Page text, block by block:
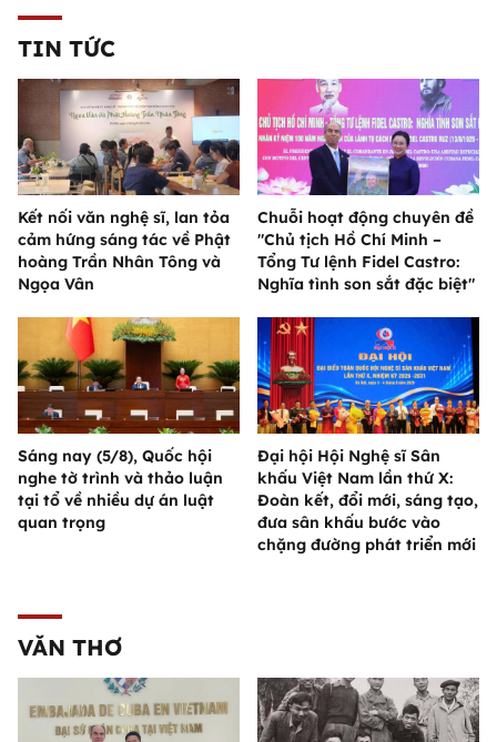
TIN TỨC
Kết nối văn nghệ sĩ, lan tỏa
cảm hứng sáng tác về Phật
hoàng Trần Nhân Tông và
Ngọa Vân
Chuỗi hoạt động chuyên đề
"Chủ tịch Hồ Chí Minh –
Tổng Tư lệnh Fidel Castro:
Nghĩa tình son sắt đặc biệt"
Sáng nay (5/8), Quốc hội
nghe tờ trình và thảo luận
tại tổ về nhiều dự án luật
quan trọng
Đại hội Hội Nghệ sĩ Sân
khấu Việt Nam lần thứ X:
Đoàn kết, đổi mới, sáng tạo,
đưa sân khấu bước vào
chặng đường phát triển mới
VĂN THƠ